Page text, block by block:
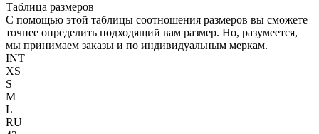
Таблица размеров
С помощью этой таблицы соотношения размеров вы сможете
точнее определить подходящий вам размер. Но, разумеется,
мы принимаем заказы и по индивидуальным меркам.
INT
XS
S
M
L
RU